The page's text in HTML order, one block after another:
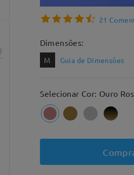
21
Dimensões:
M Guia de Dimensões
Selecionar Cor: Ouro